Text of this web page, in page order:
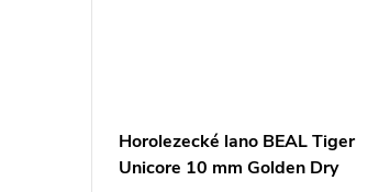
Horolezecké lano BEAL Tiger
Unicore 10 mm Golden Dry